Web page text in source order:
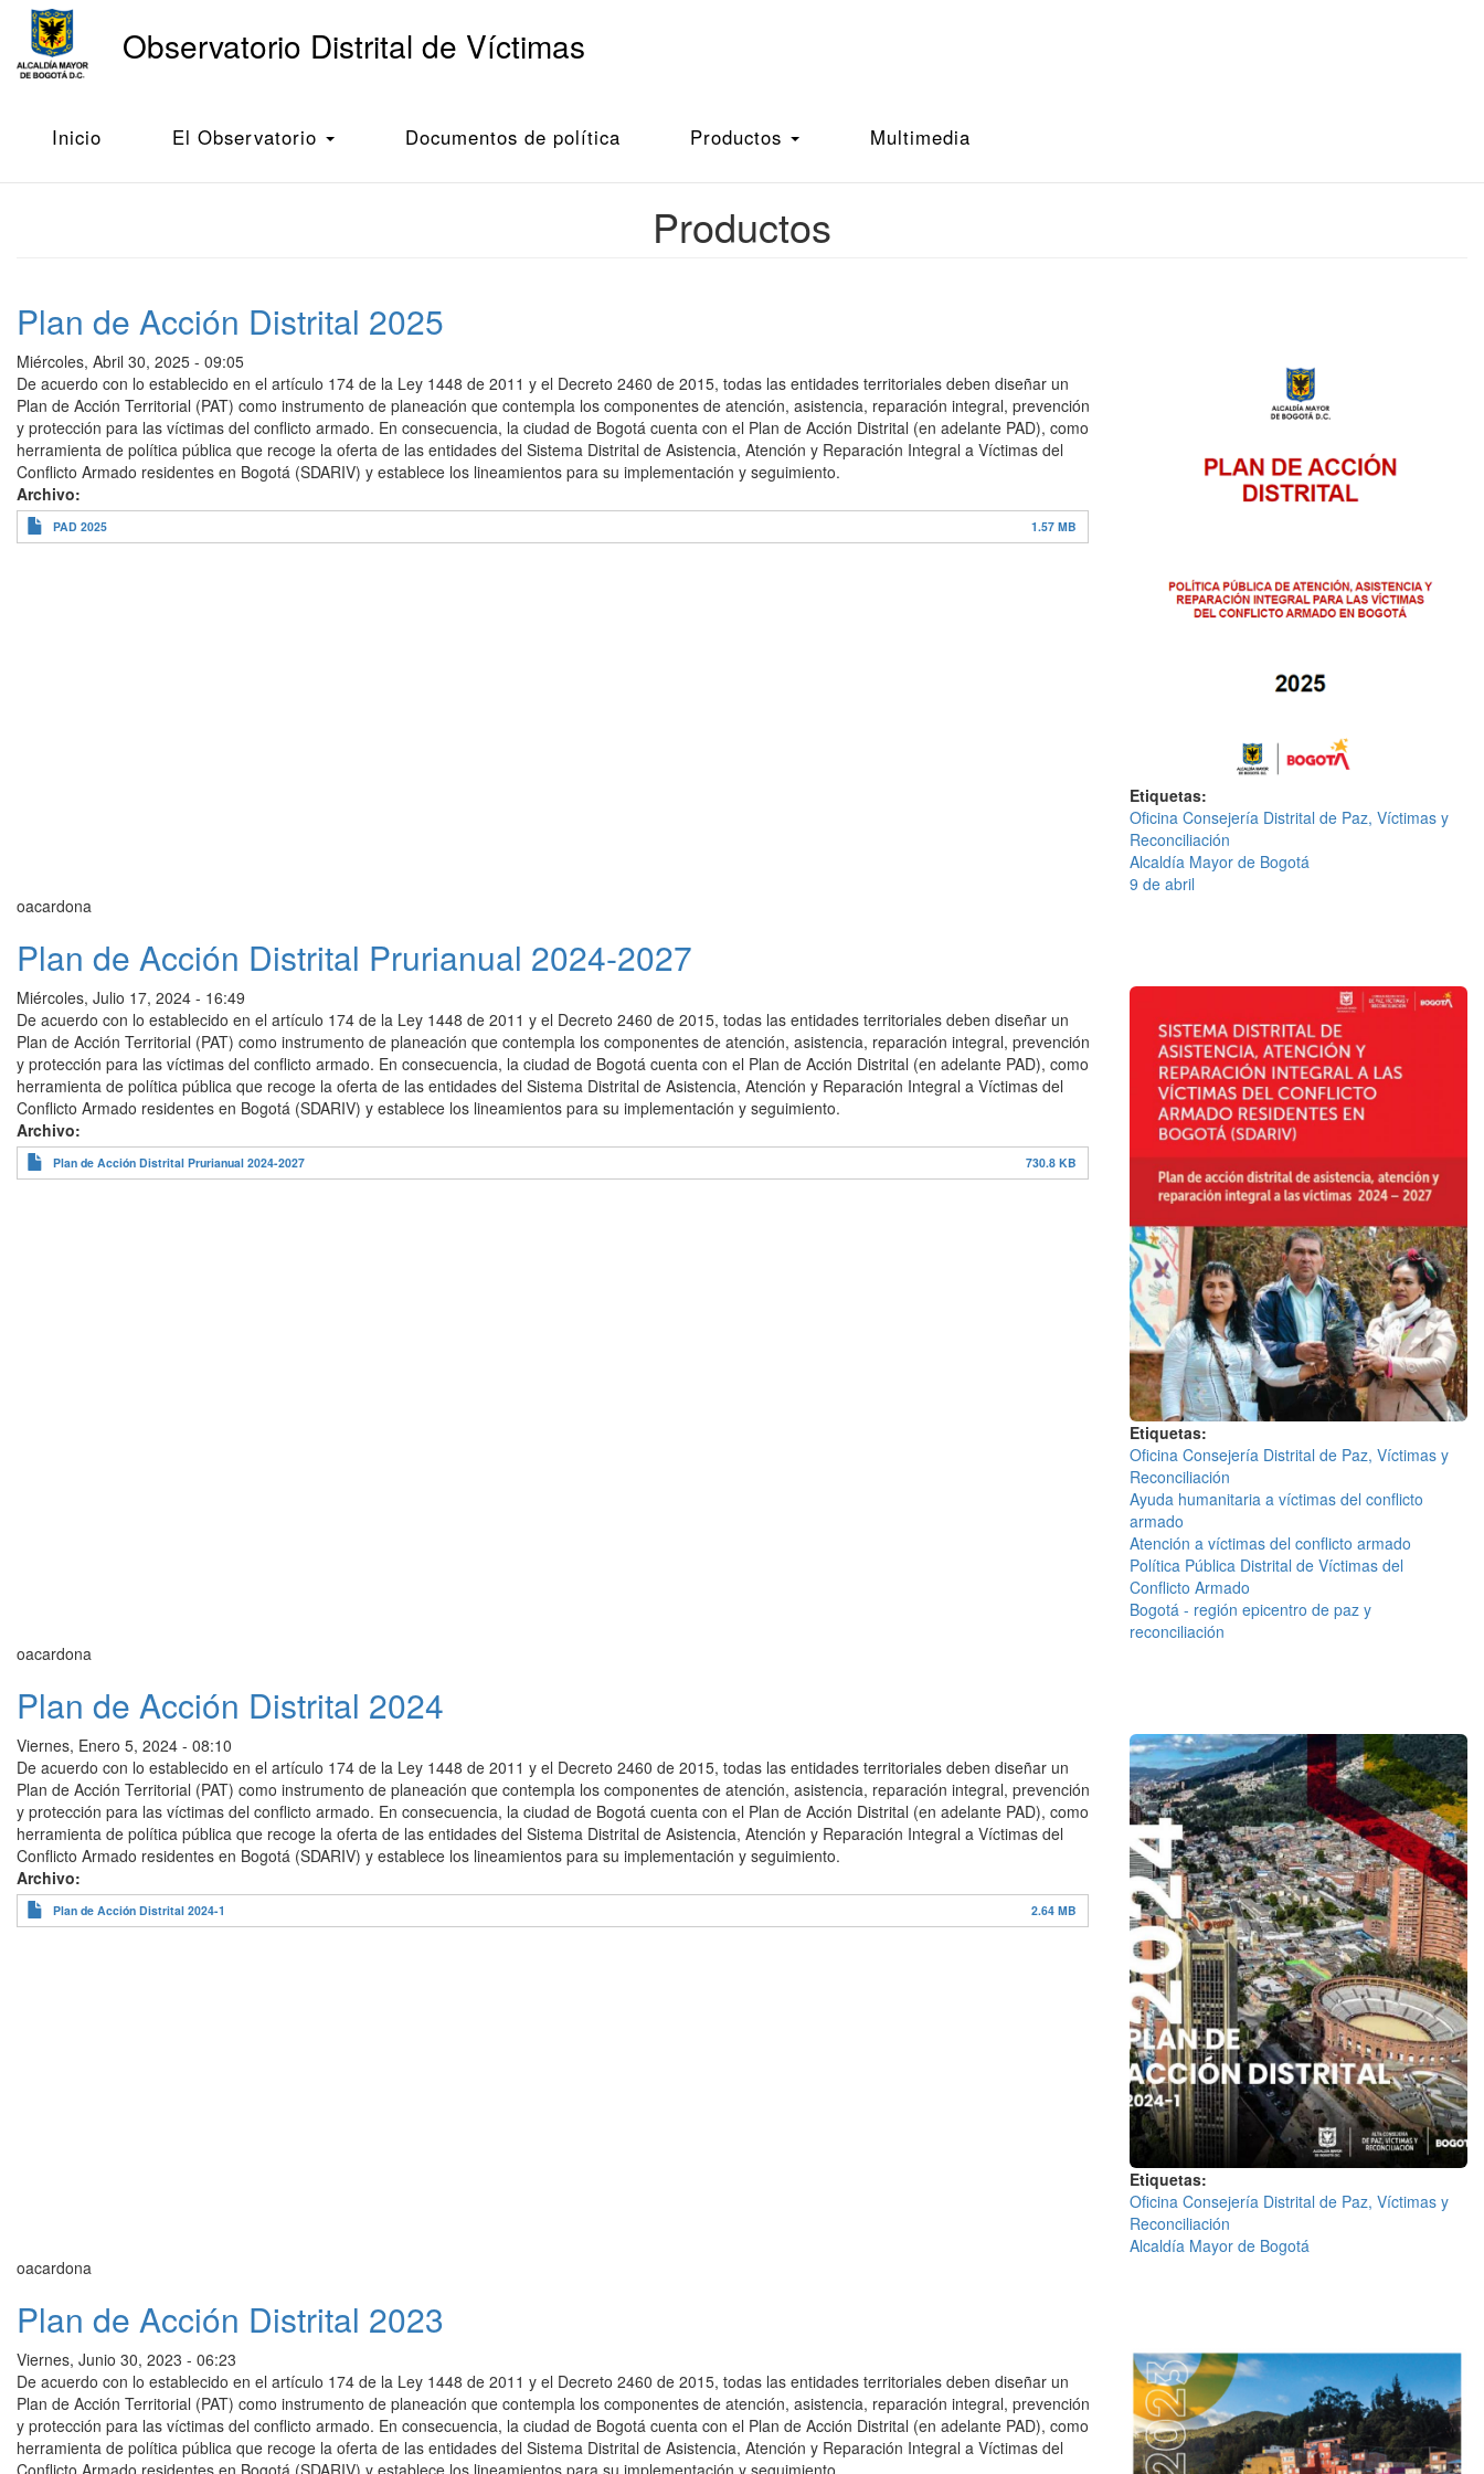
Pasar
contenido
principal
Observatorio Distrital de Víctimas
Main
navigation
Inicio El Observatorio Documentos de política Productos Multimedia
Productos
Plan de Acción Distrital 2025
Miércoles, Abril 30, 2025 - 09:05
De acuerdo con lo establecido en el artículo 174 de la Ley 1448 de 2011 y el Decreto 2460 de 2015, todas las entidades territoriales deben diseñar un
Plan de Acción Territorial (PAT) como instrumento de planeación que contempla los componentes de atención, asistencia, reparación integral, prevención
y protección para las víctimas del conflicto armado. En consecuencia, la ciudad de Bogotá cuenta con el Plan de Acción Distrital (en adelante PAD), como
herramienta de política pública que recoge la oferta de las entidades del Sistema Distrital de Asistencia, Atención y Reparación Integral a Víctimas del
Conflicto Armado residentes en Bogotá (SDARIV) y establece los lineamientos para su implementación y seguimiento.
Archivo
PAD 2025 1.57 MB
Etiquetas
Oficina Consejería Distrital de Paz, Víctimas y
Reconciliación
Alcaldía Mayor de Bogotá
9 de abril
oacardona
Plan de Acción Distrital Prurianual 2024-2027
Miércoles, Julio 17, 2024 - 16:49
De acuerdo con lo establecido en el artículo 174 de la Ley 1448 de 2011 y el Decreto 2460 de 2015, todas las entidades territoriales deben diseñar un
Plan de Acción Territorial (PAT) como instrumento de planeación que contempla los componentes de atención, asistencia, reparación integral, prevención
y protección para las víctimas del conflicto armado. En consecuencia, la ciudad de Bogotá cuenta con el Plan de Acción Distrital (en adelante PAD), como
herramienta de política pública que recoge la oferta de las entidades del Sistema Distrital de Asistencia, Atención y Reparación Integral a Víctimas del
Conflicto Armado residentes en Bogotá (SDARIV) y establece los lineamientos para su implementación y seguimiento.
Archivo
Plan de Acción Distrital Prurianual 2024-2027 730.8 KB
Etiquetas
Oficina Consejería Distrital de Paz, Víctimas y
Reconciliación
Ayuda humanitaria a víctimas del conflicto
armado
Atención a víctimas del conflicto armado
Política Pública Distrital de Víctimas del
Conflicto Armado
Bogotá - región epicentro de paz y
reconciliación
oacardona
Plan de Acción Distrital 2024
Viernes, Enero 5, 2024 - 08:10
De acuerdo con lo establecido en el artículo 174 de la Ley 1448 de 2011 y el Decreto 2460 de 2015, todas las entidades territoriales deben diseñar un
Plan de Acción Territorial (PAT) como instrumento de planeación que contempla los componentes de atención, asistencia, reparación integral, prevención
y protección para las víctimas del conflicto armado. En consecuencia, la ciudad de Bogotá cuenta con el Plan de Acción Distrital (en adelante PAD), como
herramienta de política pública que recoge la oferta de las entidades del Sistema Distrital de Asistencia, Atención y Reparación Integral a Víctimas del
Conflicto Armado residentes en Bogotá (SDARIV) y establece los lineamientos para su implementación y seguimiento.
Archivo
Plan de Acción Distrital 2024-1 2.64 MB
Etiquetas
Oficina Consejería Distrital de Paz, Víctimas y
Reconciliación
Alcaldía Mayor de Bogotá
oacardona
Plan de Acción Distrital 2023
Viernes, Junio 30, 2023 - 06:23
De acuerdo con lo establecido en el artículo 174 de la Ley 1448 de 2011 y el Decreto 2460 de 2015, todas las entidades territoriales deben diseñar un
Plan de Acción Territorial (PAT) como instrumento de planeación que contempla los componentes de atención, asistencia, reparación integral, prevención
y protección para las víctimas del conflicto armado. En consecuencia, la ciudad de Bogotá cuenta con el Plan de Acción Distrital (en adelante PAD), como
herramienta de política pública que recoge la oferta de las entidades del Sistema Distrital de Asistencia, Atención y Reparación Integral a Víctimas del